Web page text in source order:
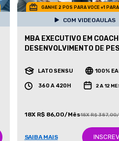
GANHE 2 POS PARA VOCE +1
COM VIDEOAULAS
MBA EXECUTIVO EM
DESENVOLVIMENTO DE
LATO SENSU 100%
360 A 420H 2 A 12
18X R$ 86,00/Mês18X R$
SAIBA MAIS